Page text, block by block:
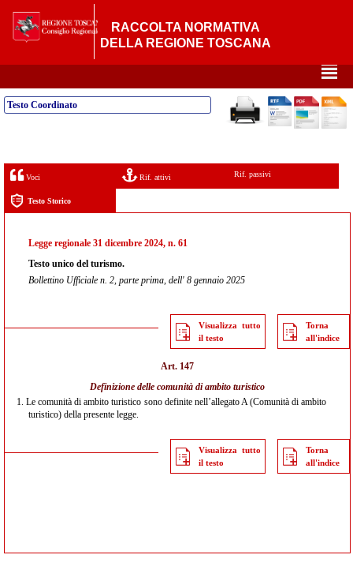
RACCOLTA NORMATIVA
DELLA REGIONE TOSCANA
²
Testo Coordinato
Voci Rif. attivi Rif. passivi
Testo Storico
Legge regionale 31 dicembre 2024, n. 61
Testo unico del turismo.
Bollettino Ufficiale n. 2, parte prima, dell' 8 gennaio 2025
Visualizza tutto
il testo
Torna
all'indice
Art. 147
Definizione delle comunità di ambito turistico
1. Le comunità di ambito turistico sono definite nell’allegato A (Comunità di ambito
turistico) della presente legge.
Visualizza tutto
il testo
Torna
all'indice